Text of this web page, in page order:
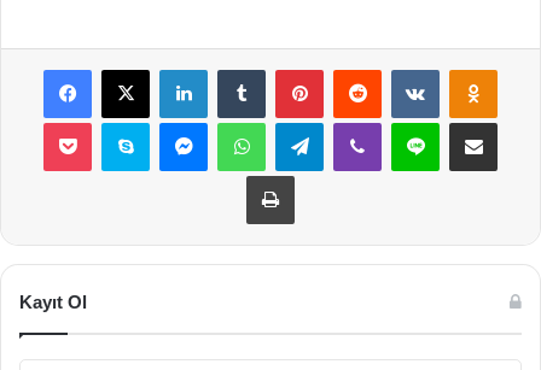
Facebook
X LinkedInTumblr PinterestReddit VKontakte
Pocket Skype MessengerWhatsAppTelegramViber Line E-Posta ile
Yazdır
Kayıt Ol